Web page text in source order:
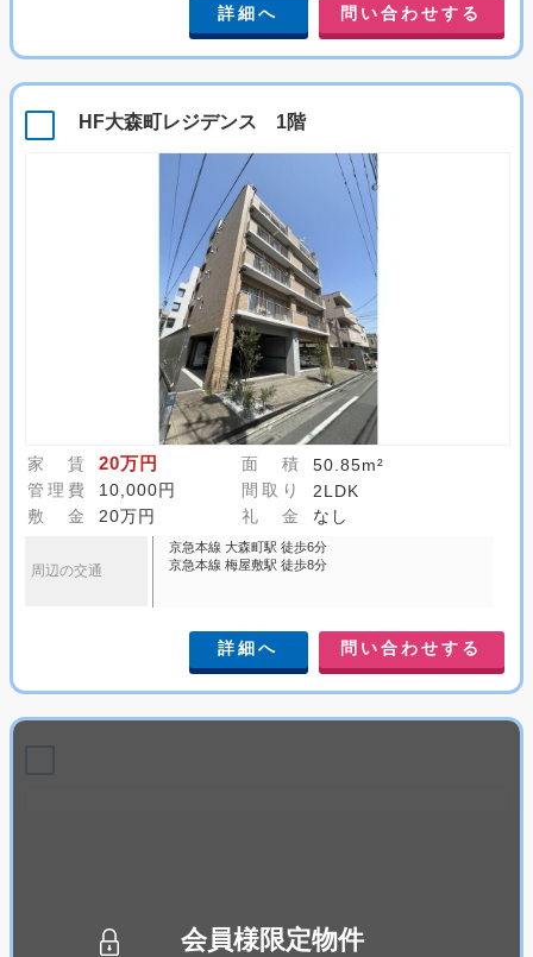
詳細へ 問い合わせする
HF大森町レジデンス 1階
家 賃 20万円 面 積
50.85m²
管理費
10,000円 間取り
2LDK
敷 金
20万円 礼 金 なし
周辺の交通
京急本線 大森町駅 徒歩6分
京急本線 梅屋敷駅 徒歩8分
詳細へ 問い合わせする
会員様限定物件